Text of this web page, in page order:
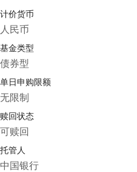
计价货币
人民币
基金类型
债券型
单日申购限额
无限制
赎回状态
可赎回
托管人
中国银行